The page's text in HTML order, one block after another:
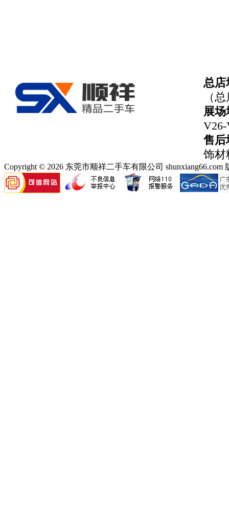
总店
（
展场
V26-
售后
饰材
Copyright © 2026 东莞市顺祥二手车有限公司